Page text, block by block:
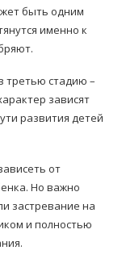
быть одним
именно к
третью стадию –
зависят
развития детей
от
Но важно
застревание на
и полностью